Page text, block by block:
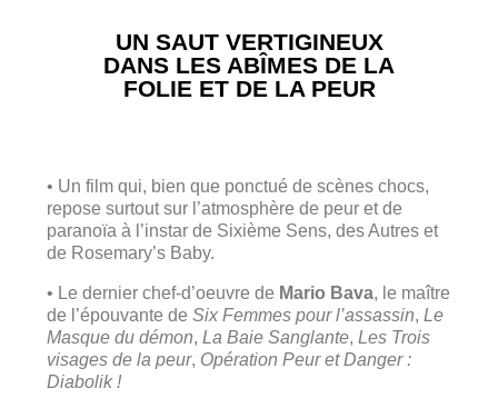
UN SAUT VERTIGINEUX
DANS LES ABÎMES DE LA
FOLIE ET DE LA PEUR
• Un film qui, bien que ponctué de scènes chocs,
repose surtout sur l’atmosphère de peur et de
paranoïa à l’instar de Sixième Sens, des Autres et
de Rosemary’s Baby.
• Le dernier chef-d’oeuvre de Mario Bava, le maître
de l’épouvante de Six Femmes pour l’assassin, Le
Masque du démon, La Baie Sanglante, Les Trois
visages de la peur, Opération Peur et Danger :
Diabolik !